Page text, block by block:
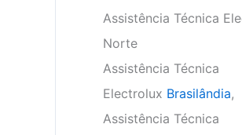
Assistência Técnica
Norte
Assistência Técnica
Electrolux Brasilândia,
Assistência Técnica